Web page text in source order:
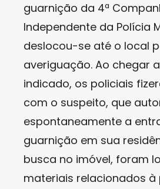
guarnição da 4ª
Independente da Polícia
deslocou-se até o local
averiguação. Ao chegar
indicado, os policiais
com o suspeito, que
espontaneamente a
guarnição em sua
busca no imóvel, foram
materiais relacionados